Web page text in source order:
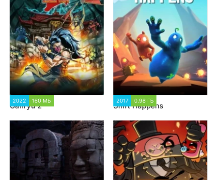
2022 160 МБ
Ganryu 2
2017 0.98 ГБ
Shift Happens